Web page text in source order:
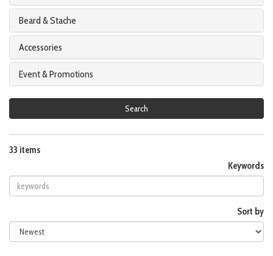
Beard & Stache
Accessories
Event & Promotions
Search
33 items
Keywords
Sort by